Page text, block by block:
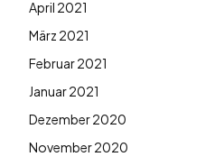
April 2021
März 2021
Februar 2021
Januar 2021
Dezember 2020
November 2020